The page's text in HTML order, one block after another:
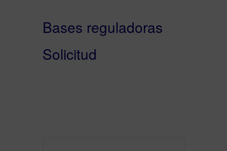
Bases reguladoras
Solicitud